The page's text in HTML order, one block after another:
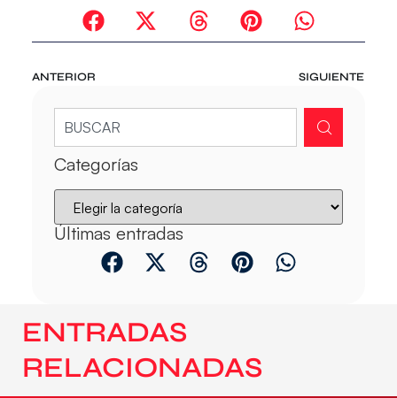
ANTERIOR SIGUIENTE
Categorías
Últimas entradas
ENTRADAS
RELACIONADAS